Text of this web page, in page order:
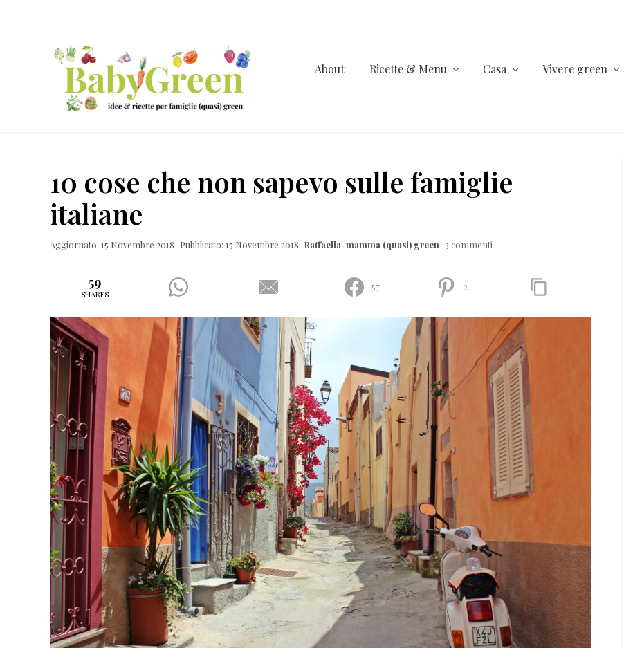
ricette
per
famiglie
(quasi)
About Ricette & Menu Casa Vivere green
10 cose che non sapevo sulle famiglie
italiane
Aggiornato: 15 Novembre 2018 Pubblicato: 15 Novembre 2018 Raffaella-mamma (quasi) green 3 commenti
59
SHARES
57 2